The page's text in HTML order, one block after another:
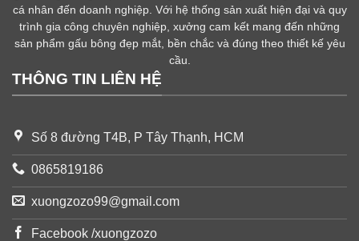
cá nhân đến doanh nghiệp. Với hệ thống sản xuất hiện đại và quy
trình gia công chuyên nghiệp, xưởng cam kết mang đến những
sản phẩm gấu bông đẹp mắt, bền chắc và đúng theo thiết kế yêu
cầu.
THÔNG TIN LIÊN HỆ
Số 8 đường T4B, P Tây Thạnh, HCM
0865819186
xuongzozo99@gmail.com
Facebook /xuongzozo